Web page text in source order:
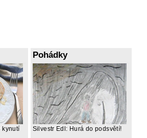
kynutí
Pohádky
Silvestr Edl: Hurá do podsvětí!